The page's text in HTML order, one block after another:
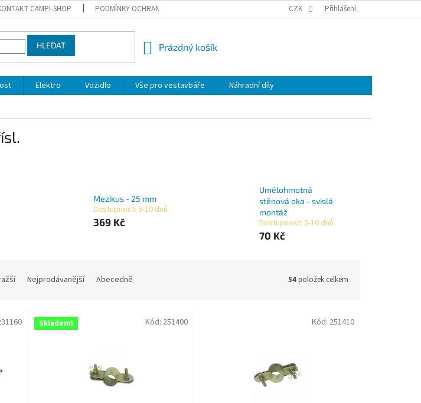
CAMPI-SHOP PODMÍNKY OCHRANY OSOBNÍCH ÚDAJŮ REKLAMACE
CZK Přihlášení
HLEDAT
NÁKUPNÍ
Prázdný košík
Elektro Vozidlo Vše pro vestavbáře
Náhradní díly
Mezikus - 25 mm
Dostupnost: 5-10 dnů
369 Kč
Umělohmotná
stěnová oka - svislá
montáž
Dostupnost: 5-10 dnů
70 Kč
Nejprodávanější Abecedně 54položek celkem
Skladem! Kód: 251400 Kód: 251410